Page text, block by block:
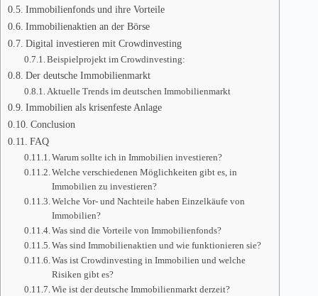
Immobilienfonds und ihre Vorteile
Immobilienaktien an der Börse
Digital investieren mit Crowdinvesting
Beispielprojekt im Crowdinvesting:
Der deutsche Immobilienmarkt
Aktuelle Trends im deutschen Immobilienmarkt
Immobilien als krisenfeste Anlage
Conclusion
FAQ
Warum sollte ich in Immobilien investieren?
Welche verschiedenen Möglichkeiten gibt es, in
Immobilien zu investieren?
Welche Vor- und Nachteile haben Einzelkäufe von
Immobilien?
Was sind die Vorteile von Immobilienfonds?
Was sind Immobilienaktien und wie funktionieren sie?
Was ist Crowdinvesting in Immobilien und welche
Risiken gibt es?
Wie ist der deutsche Immobilienmarkt derzeit?